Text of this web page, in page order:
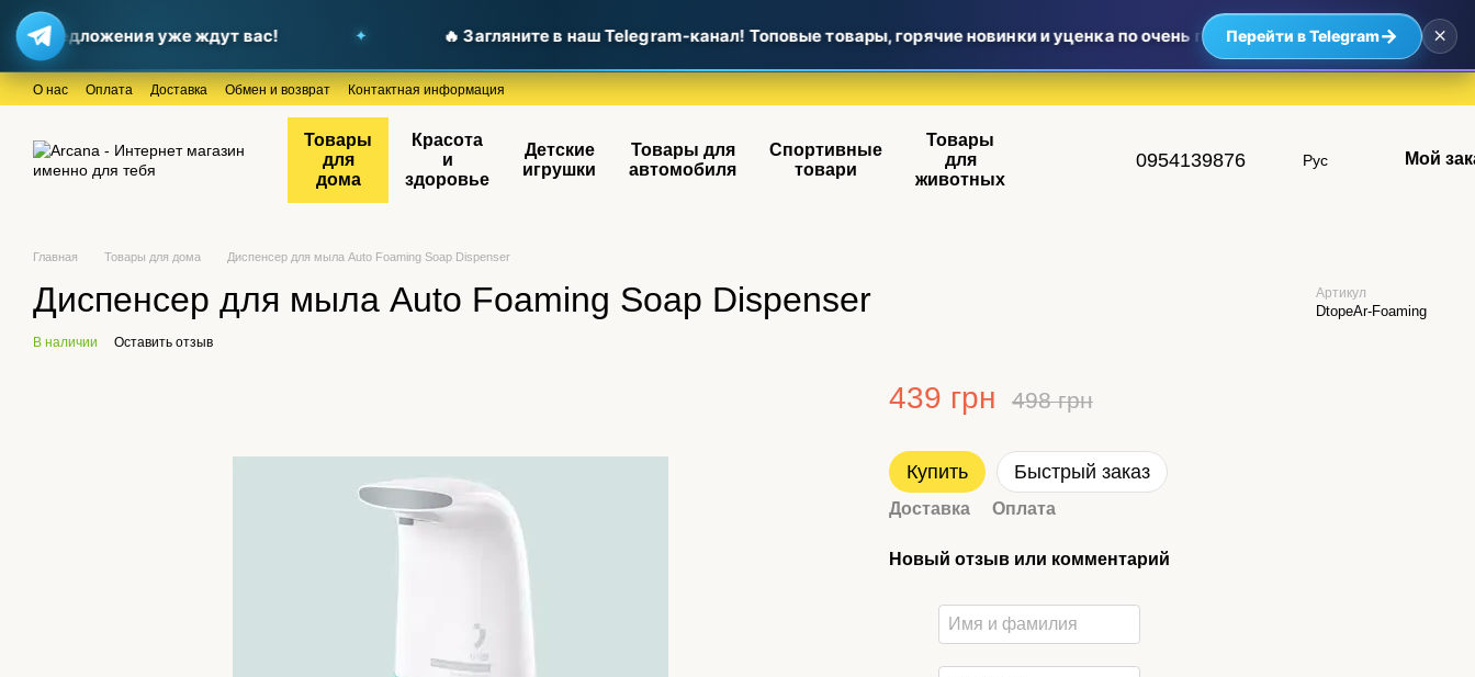
предложения уже ждут вас! 🔥 Загляните в наш Telegram-канал! Топовые товары, горячие новинки и уценка по очень приятным ценам — самые
Перейти в Telegram→ ×
Перейти к основному контенту
О нас Оплата Доставка Обмен и возврат Контактная информация
Товары
для
дома
Красота
и
здоровье
Детские
игрушки
Товары для
автомобиля
Спортивные
товари
Товары
для
животных
0954139876 Рус Мой
Главная Товары для дома Диспенсер для мыла Auto Foaming Soap Dispenser
Диспенсер для мыла Auto Foaming Soap Dispenser Артикул
DtopeAr-Foaming
В наличии Оставить отзыв
439 грн 498 грн
Купить Быстрый заказ
Доставка Оплата
Новый отзыв или комментарий